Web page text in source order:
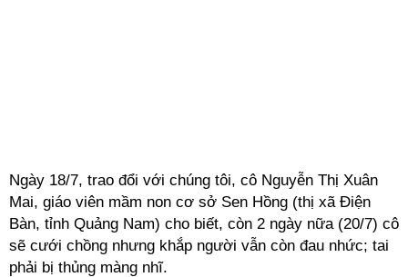
Ngày 18/7, trao đổi với chúng tôi, cô Nguyễn Thị Xuân
Mai, giáo viên mầm non cơ sở Sen Hồng (thị xã Điện
Bàn, tỉnh Quảng Nam) cho biết, còn 2 ngày nữa (20/7) cô
sẽ cưới chồng nhưng khắp người vẫn còn đau nhức; tai
phải bị thủng màng nhĩ.